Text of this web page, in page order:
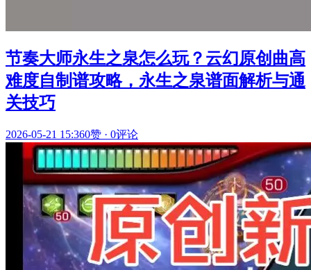
节奏大师永生之泉怎么玩？云幻原创曲高
难度自制谱攻略，永生之泉谱面解析与通
关技巧
2026-05-21 15:360赞 · 0评论